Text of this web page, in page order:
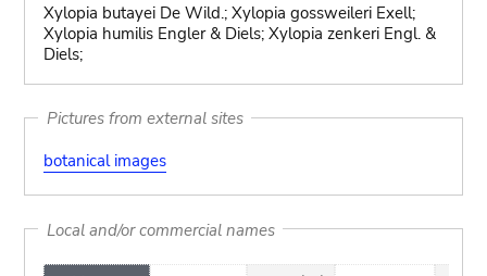
Xylopia butayei De Wild.; Xylopia gossweileri Exell;
Xylopia humilis Engler & Diels; Xylopia zenkeri Engl. &
Diels;
Pictures from external sites
botanical images
Local and/or commercial names